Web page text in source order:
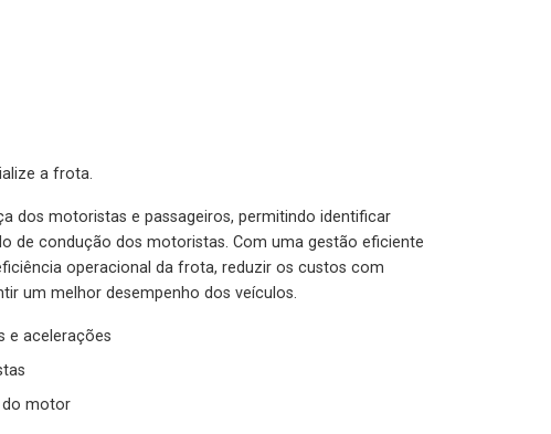
a frota.
dos motoristas e passageiros, permitindo identificar
de condução dos motoristas. Com uma gestão eficiente
operacional da frota, reduzir os custos com
um melhor desempenho dos veículos.
acelerações
motor